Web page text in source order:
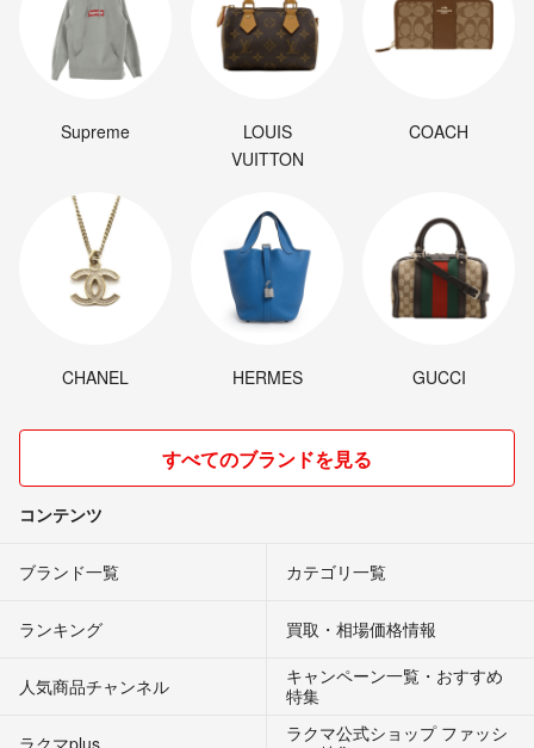
Supreme
LOUIS
VUITTON
COACH
CHANEL HERMES GUCCI
すべてのブランドを見る
コンテンツ
ブランド一覧 カテゴリ一覧
ランキング 買取・相場価格情報
人気商品チャンネル
キャンペーン一覧・おすすめ
特集
ラクマ公式ショップ ファッシ